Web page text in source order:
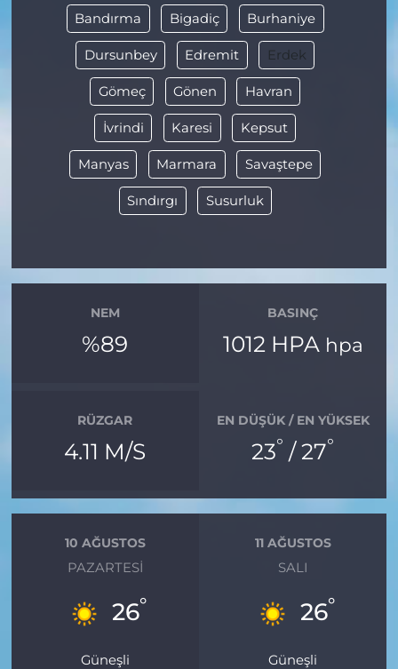
Bandırma Bigadiç Burhaniye
Dursunbey Edremit Erdek
Gömeç Gönen Havran
İvrindi Karesi Kepsut
Manyas Marmara Savaştepe
Sındırgı Susurluk
NEM
%89
BASINÇ
1012 HPA hpa
RÜZGAR
4.11 M/S
EN DÜŞÜK / EN YÜKSEK
23° / 27°
10 AĞUSTOS
PAZARTESI
26°
Güneşli
11 AĞUSTOS
SALI
26°
Güneşli